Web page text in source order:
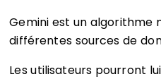
Gemini est un algorithme
différentes sources de
Les utilisateurs pourront